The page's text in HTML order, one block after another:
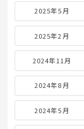
2025年5月
2025年2月
2024年11月
2024年8月
2024年5月